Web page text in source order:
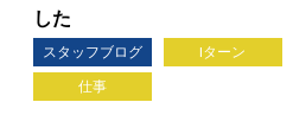
した
スタッフブログ Iターン
仕事